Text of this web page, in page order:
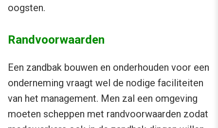
oogsten.
Randvoorwaarden
Een zandbak bouwen en onderhouden voor een
onderneming vraagt wel de nodige faciliteiten
van het management. Men zal een omgeving
moeten scheppen met randvoorwaarden zodat